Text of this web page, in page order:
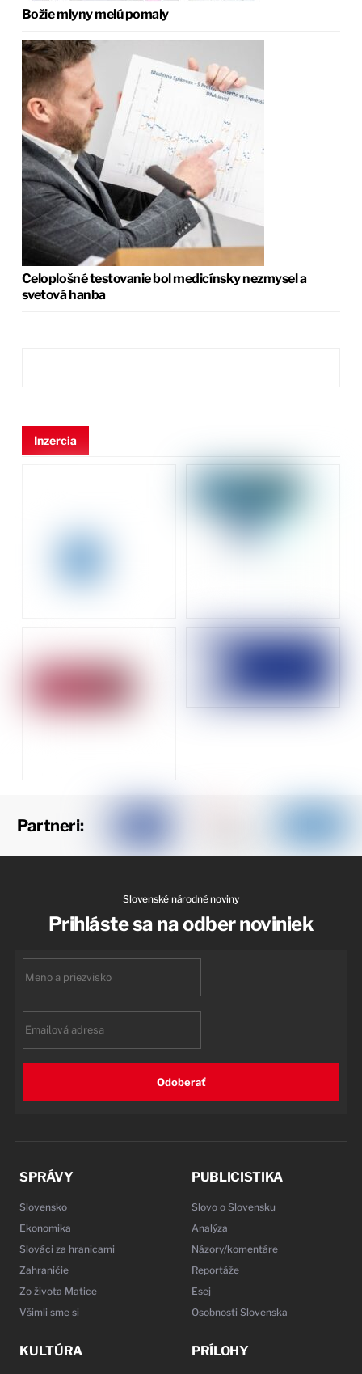
Božie mlyny melú pomaly
Celoplošné testovanie bol medicínsky nezmysel a
svetová hanba
Inzercia
Partneri:
Slovenské národné noviny
Prihláste sa na odber noviniek
Odoberať
SPRÁVY
Slovensko
Ekonomika
Slováci za hranicami
Zahraničie
Zo života Matice
Všimli sme si
PUBLICISTIKA
Slovo o Slovensku
Analýza
Názory/komentáre
Reportáže
Esej
Osobnosti Slovenska
KULTÚRA PRÍLOHY